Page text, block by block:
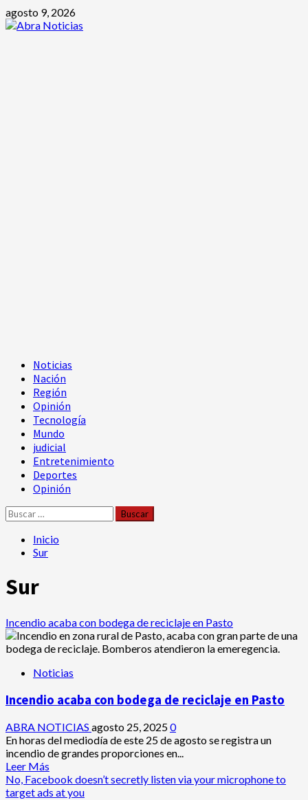
Saltar
al
agosto 9, 2026
Menú
principal
Noticias
Nación
Región
Opinión
Tecnología
Mundo
judicial
Entretenimiento
Deportes
Opinión
Buscar:
Inicio
Sur
Sur
Incendio acaba con bodega de reciclaje en Pasto
Noticias
Incendio acaba con bodega de reciclaje en Pasto
ABRA NOTICIAS agosto 25, 20250
En horas del mediodía de este 25 de agosto se registra un
incendio de grandes proporciones en...
Leer Más
más
acerca
No, Facebook doesn’t secretly listen via your microphone to
target ads at you